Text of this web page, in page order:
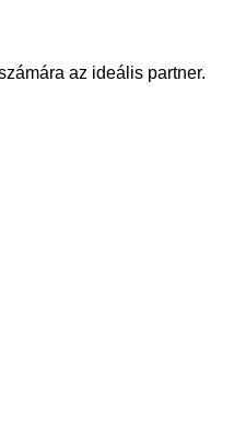
az ideális partner.